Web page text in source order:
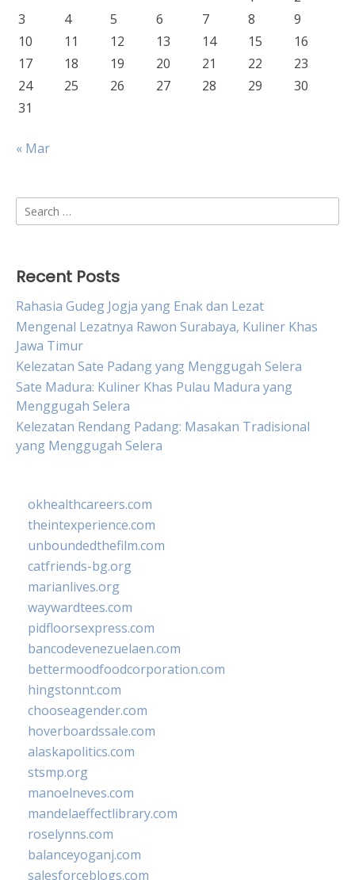
3
4 5 6 7 8
9
10
11 12 13 14 15
16
17
18 19 20 21 22
23
24
25 26 27 28 29
30
31
« Mar
Search
for:
Recent Posts
Rahasia Gudeg Jogja yang Enak dan Lezat
Mengenal Lezatnya Rawon Surabaya, Kuliner Khas
Jawa Timur
Kelezatan Sate Padang yang Menggugah Selera
Sate Madura: Kuliner Khas Pulau Madura yang
Menggugah Selera
Kelezatan Rendang Padang: Masakan Tradisional
yang Menggugah Selera
okhealthcareers.com
theintexperience.com
unboundedthefilm.com
catfriends-bg.org
marianlives.org
waywardtees.com
pidfloorsexpress.com
bancodevenezuelaen.com
bettermoodfoodcorporation.com
hingstonnt.com
chooseagender.com
hoverboardssale.com
alaskapolitics.com
stsmp.org
manoelneves.com
mandelaeffectlibrary.com
roselynns.com
balanceyoganj.com
salesforceblogs.com